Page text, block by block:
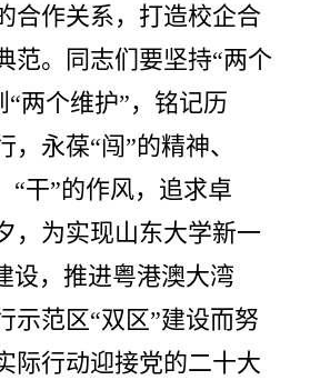
合作关系，打造校企合
范。同志们要坚持“两个
“两个维护”，铭记历
，永葆“闯”的精神、
“干”的作风，追求卓
，为实现山东大学新一
设，推进粤港澳大湾
示范区“双区”建设而努
际行动迎接党的二十大